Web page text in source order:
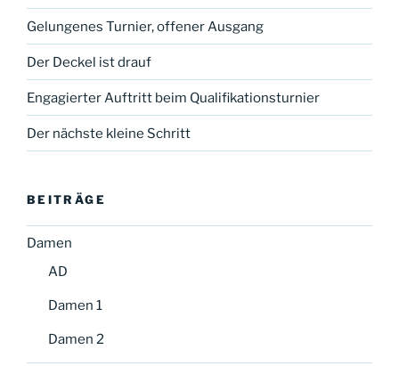
Gelungenes Turnier, offener Ausgang
Der Deckel ist drauf
Engagierter Auftritt beim Qualifikationsturnier
Der nächste kleine Schritt
BEITRÄGE
Damen
AD
Damen 1
Damen 2